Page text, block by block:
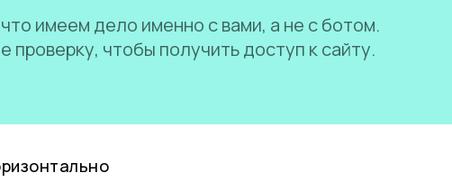
имеем дело именно с вами, а не с ботом.
проверку, чтобы получить доступ к сайту.